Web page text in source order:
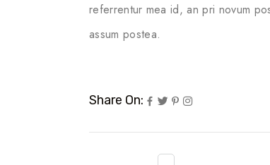
referrentur mea id, an pri novum
assum postea.
Share On: